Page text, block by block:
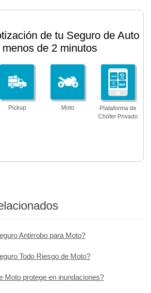
de tu Seguro de Auto
menos de 2 minutos
Pickup Moto
Plataforma de
Chófer Privado
Antirrobo para Moto?
Todo Riesgo de Moto?
Moto protege en inundaciones?